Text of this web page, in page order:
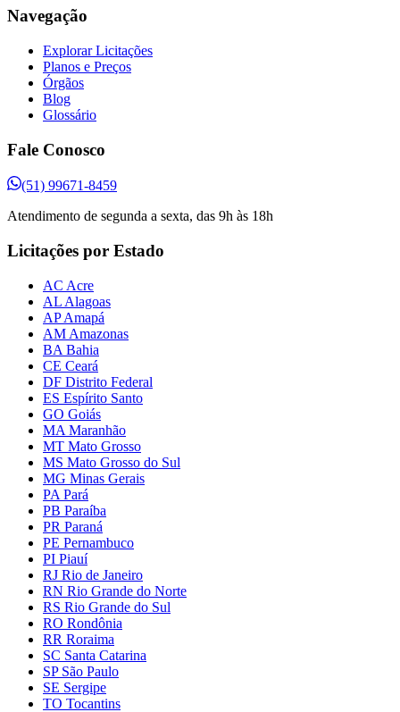
Navegação
Explorar Licitações
Planos e Preços
Órgãos
Blog
Glossário
Fale Conosco
(51) 99671-8459
Atendimento de segunda a sexta, das 9h às 18h
Licitações por Estado
AC Acre
AL Alagoas
AP Amapá
AM Amazonas
BA Bahia
CE Ceará
DF Distrito Federal
ES Espírito Santo
GO Goiás
MA Maranhão
MT Mato Grosso
MS Mato Grosso do Sul
MG Minas Gerais
PA Pará
PB Paraíba
PR Paraná
PE Pernambuco
PI Piauí
RJ Rio de Janeiro
RN Rio Grande do Norte
RS Rio Grande do Sul
RO Rondônia
RR Roraima
SC Santa Catarina
SP São Paulo
SE Sergipe
TO Tocantins